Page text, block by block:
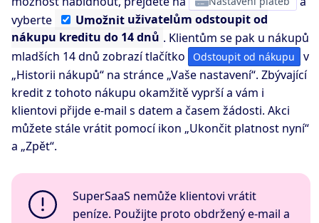
vyberte
Umožnituživatelům odstoupit od
nákupu kreditu do 14 dnů . Klientům se pak u nákupů
mladších 14 dnů zobrazí tlačítko
Odstoupit od nákupu
v
„Historii nákupů“ na stránce „Vaše nastavení“. Zbývající
kredit z tohoto nákupu okamžitě vyprší a vám i
klientovi přijde e-mail s datem a časem žádosti. Akci
můžete stále vrátit pomocí ikon „Ukončit platnost nyní“
a „Zpět“.
SuperSaaS nemůže klientovi vrátit
peníze. Použijte proto obdržený e-mail a